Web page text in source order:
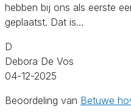
hebben bij ons als eerste
geplaatst. Dat is…
D
Debora De Vos
04-12-2025
Beoordeling van Betuwe